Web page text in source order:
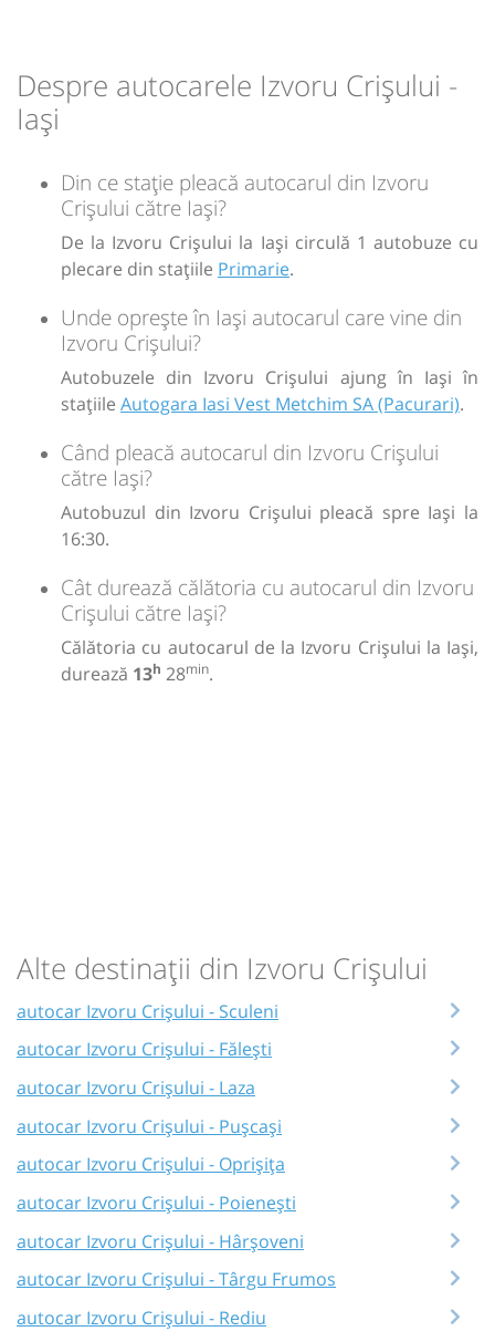
00:45 Brașov PECO OMV - GARA CFR
Autogara Iasi Vest Metchim SA
(Pacurari)
Durată:
h 28
Zile de circulație:
320lei Cumpără
Sursa:Trans Olteanu Tour SRL
Despre autocarele Izvoru Crișului -
Iași
Din ce stație pleacă autocarul din Izvoru
Crișului către Iași?
De la Izvoru Crișului la Iași circulă 1 autobuze cu
plecare din stațiile Primarie.
Unde oprește în Iași autocarul care vine din
Izvoru Crișului?
Autobuzele din Izvoru Crișului ajung în Iași în
stațiile Autogara Iasi Vest Metchim SA (Pacurari).
Când pleacă autocarul din Izvoru Crișului
către Iași?
Autobuzul din Izvoru Crișului pleacă spre Iași la
16:30.
Cât durează călătoria cu autocarul din Izvoru
Crișului către Iași?
Călătoria cu autocarul de la Izvoru Crișului la Iași,
durează 13h 28min.
Alte destinații din Izvoru Crișului
autocar Izvoru Crișului - Sculeni
autocar Izvoru Crișului - Fălești
autocar Izvoru Crișului - Laza
autocar Izvoru Crișului - Pușcași
autocar Izvoru Crișului - Oprișița
autocar Izvoru Crișului - Poienești
autocar Izvoru Crișului - Hârșoveni
autocar Izvoru Crișului - Târgu Frumos
autocar Izvoru Crișului - Rediu